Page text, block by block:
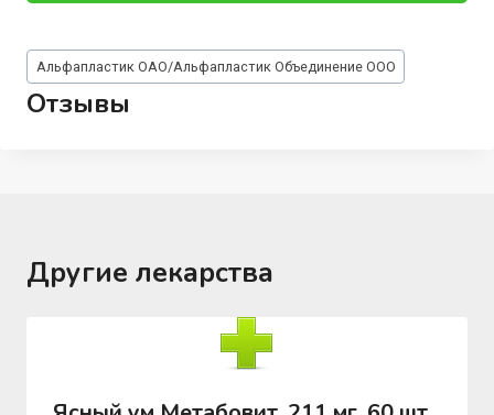
Метки
записи:
Альфапластик ОАО/Альфапластик Объединение ООО
Отзывы
Другие лекарства